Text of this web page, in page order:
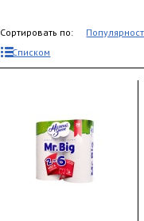
Сортировать по:
Списком